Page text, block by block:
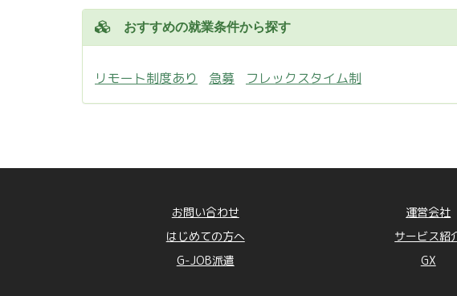
おすすめの就業条件から探す
リモート制度あり 急募 フレックスタイム制
お問い合わせ 運営会社
はじめての方へ
サービス紹
G-JOB派遣
GX